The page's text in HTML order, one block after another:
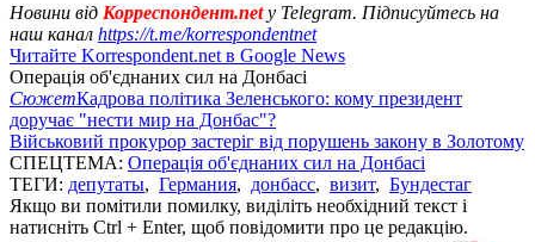
Новини від Корреспондент.netу Telegram. Підписуйтесь на
наш канал https://t.me/korrespondentnet
Читайте Korrespondent.net в Google News
Операція об'єднаних сил на Донбасі
СюжетКадрова політика Зеленського: кому президент
доручає "нести мир на Донбас"?
Військовий прокурор застеріг від порушень закону в Золотому
СПЕЦТЕМА: Операція об'єднаних сил на Донбасі
ТЕГИ: депутаты, Германия, донбасс, визит, Бундестаг
Якщо ви помітили помилку, виділіть необхідний текст і
натисніть Ctrl + Enter, щоб повідомити про це редакцію.